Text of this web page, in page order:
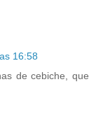
16:58
de cebiche, que